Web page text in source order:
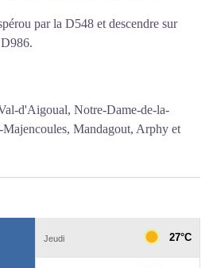
par la D548 et descendre sur
d'Aigoual, Notre-Dame-de-la-
Mandagout, Arphy et